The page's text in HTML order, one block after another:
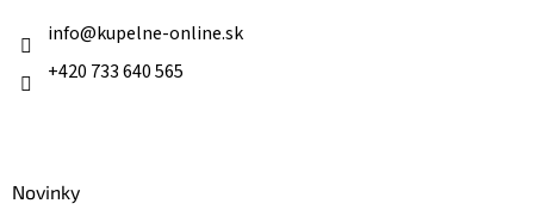
info@kupelne-online.sk
+420 733 640 565
Novinky